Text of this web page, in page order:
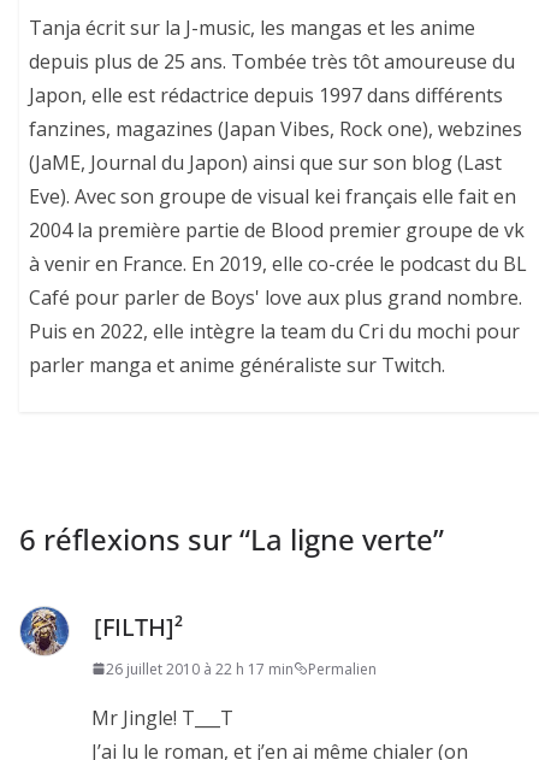
Tanja écrit sur la J-music, les mangas et les anime
depuis plus de 25 ans. Tombée très tôt amoureuse du
Japon, elle est rédactrice depuis 1997 dans différents
fanzines, magazines (Japan Vibes, Rock one), webzines
(JaME, Journal du Japon) ainsi que sur son blog (Last
Eve). Avec son groupe de visual kei français elle fait en
2004 la première partie de Blood premier groupe de vk
à venir en France. En 2019, elle co-crée le podcast du BL
Café pour parler de Boys' love aux plus grand nombre.
Puis en 2022, elle intègre la team du Cri du mochi pour
parler manga et anime généraliste sur Twitch.
6 réflexions sur “La ligne verte”
[FILTH]²
26 juillet 2010 à 22 h 17 min Permalien
Mr Jingle! T___T
J’ai lu le roman, et j’en ai même chialer (on